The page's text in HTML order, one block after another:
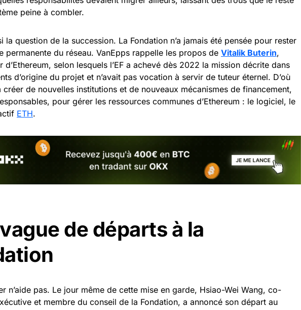
peine à combler.
la question de la succession. La Fondation n’a jamais été pensée pour rester
permanente du réseau. VanEpps rappelle les propos de Vitalik Buterin,
d’Ethereum, selon lesquels l’EF a achevé dès 2022 la mission décrite dans
d’origine du projet et n’avait pas vocation à servir de tuteur éternel. D’où
créer de nouvelles institutions et de nouveaux mécanismes de financement,
pour gérer les ressources communes d’Ethereum : le logiciel, le
ETH.
de départs à la
n’aide pas. Le jour même de cette mise en garde, Hsiao-Wei Wang, co-
et membre du conseil de la Fondation, a annoncé son départ au